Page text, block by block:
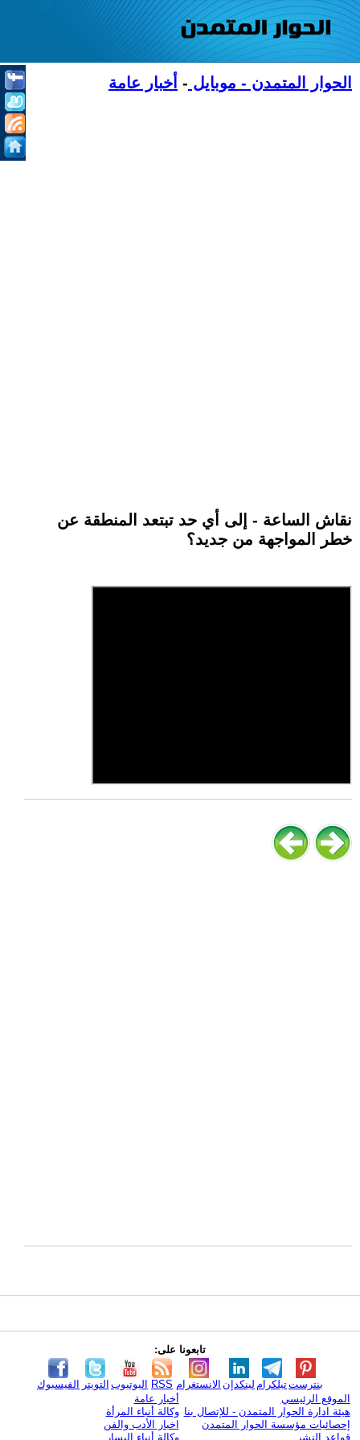
الحوار المتمدن - موبايل - أخبار عامة
نقاش الساعة - إلى أي حد تبتعد المنطقة عن
خطر المواجهة من جديد؟
تابعونا على:
الفيسبوك التويتر اليوتيوب RSS الانستغرام لينكدإن تيلكرامبنترست
الموقع الرئيسي
هيئة ادارة الحوار المتمدن - للإتصال بنا
إحصائيات مؤسسة الحوار المتمدن
قواعد النشر
أخبار عامة
وكالة أنباء المرأة
اخبار الأدب والفن
وكالة أنباء اليسار